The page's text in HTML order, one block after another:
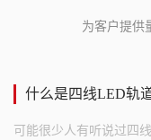
为客户提供
什么是四线LED轨
可能很少人有听说过四